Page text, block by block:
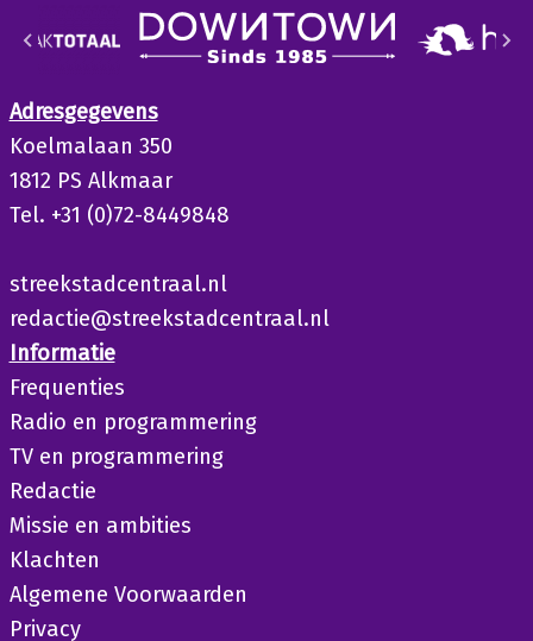
Adresgegevens
Koelmalaan 350
1812 PS Alkmaar
Tel. +31 (0)72-8449848
streekstadcentraal.nl
redactie@streekstadcentraal.nl
Informatie
Frequenties
Radio en programmering
TV en programmering
Redactie
Missie en ambities
Klachten
Algemene Voorwaarden
Privacy